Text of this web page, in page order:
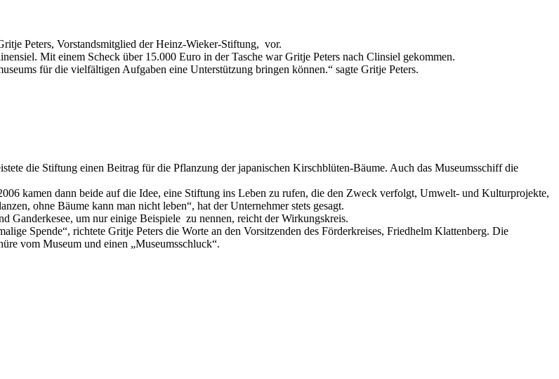
Peters, Vorstandsmitglied der Heinz-Wieker-Stiftung, vor.
Mit einem Scheck über 15.000 Euro in der Tasche war Gritje Peters nach Clinsiel gekommen.
für die vielfältigen Aufgaben eine Unterstützung bringen können.“ sagte Gritje Peters.
die Stiftung einen Beitrag für die Pflanzung der japanischen Kirschblüten-Bäume. Auch das Museumsschiff die
kamen dann beide auf die Idee, eine Stiftung ins Leben zu rufen, die den Zweck verfolgt, Umwelt- und Kulturprojekte,
ohne Bäume kann man nicht leben“, hat der Unternehmer stets gesagt.
Ganderkesee, um nur einige Beispiele zu nennen, reicht der Wirkungskreis.
Spende“, richtete Gritje Peters die Worte an den Vorsitzenden des Förderkreises, Friedhelm Klattenberg. Die
vom Museum und einen „Museumsschluck“.